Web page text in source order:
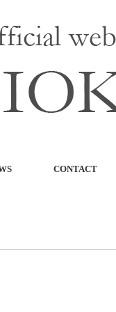
CONTACT